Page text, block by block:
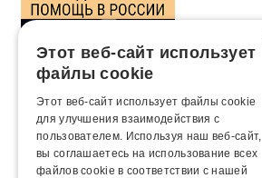
Этот веб-сайт использует
файлы cookie
Этот веб-сайт использует файлы cookie
для улучшения взаимодействия с
пользователем. Используя наш веб-сайт,
вы соглашаетесь на использование всех
файлов cookie в соответствии с нашей